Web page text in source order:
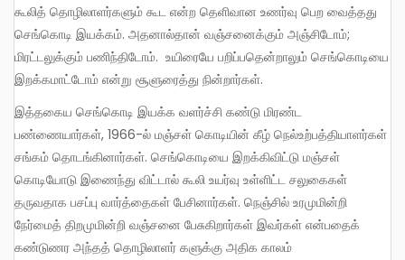
கூலித் தொழிலாளர்களும் கூட என்ற தெளிவான உணர்வு பெற வைத்தது
செங்கொடி இயக்கம். அதனால்தான் வஞ்சனைக்கும் அஞ்சிடோம்;
மிரட்டலுக்கும் பணிந்திடோம். உயிரையே பறிப்பதென்றாலும் செங்கொடியை
இறக்கமாட்டோம் என்று சூளுரைத்து நின்றார்கள்.
இத்தகைய செங்கொடி இயக்க வளர்ச்சி கண்டு மிரண்ட
பண்ணையார்கள், 1966-ல் மஞ்சள் கொடியின் கீழ் நெல்உற்பத்தியாளர்கள்
சங்கம் தொடங்கினார்கள். செங்கொடியை இறக்கிவிட்டு மஞ்சள்
கொடியோடு இணைந்து விட்டால் கூலி உயர்வு உள்ளிட்ட சலுகைகள்
தருவதாக பசப்பு வார்த்தைகள் பேசினார்கள். நெஞ்சில் உரமுமின்றி
நேர்மைத் திறமுமின்றி வஞ்சனை பேசுகிறார்கள் இவர்கள் என்பதைக்
கண்டுணர அந்தத் தொழிலாளர் களுக்கு அதிக காலம்